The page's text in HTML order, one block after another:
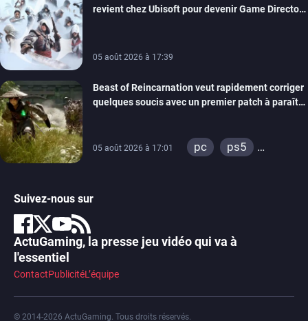
revient chez Ubisoft pour devenir Game Director
05 août 2026 à 17:39
Beast of Reincarnation veut rapidement corriger
quelques soucis avec un premier patch à paraître
05 août 2026 à 17:01 pc
ps5
Suivez-nous sur
ActuGaming, la presse jeu vidéo qui va à
l'essentiel
ContactPublicitéL’équipe
© 2014-2026 ActuGaming. Tous droits réservés.